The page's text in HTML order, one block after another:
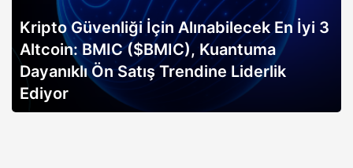
Kripto Güvenliği İçin Alınabilecek En İyi 3
Altcoin: BMIC ($BMIC), Kuantuma
Dayanıklı Ön Satış Trendine Liderlik
Ediyor